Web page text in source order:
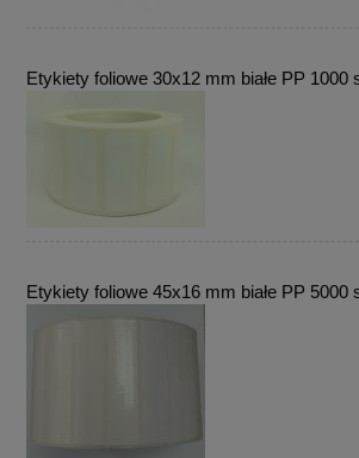
Etykiety foliowe 30x12 mm białe PP 1000
Etykiety foliowe 45x16 mm białe PP 5000